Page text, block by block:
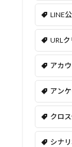
LINE
URL
アカ
アン
クロ
シナ